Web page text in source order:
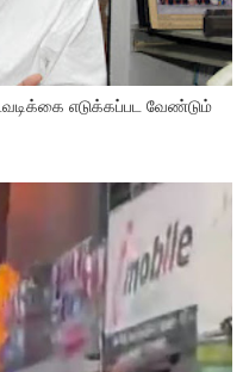
எடுக்கப்பட வேண்டும்